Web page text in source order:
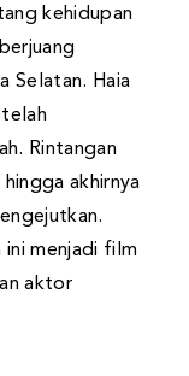
kehidupan
Selatan. Haia
Rintangan
akhirnya
menjadi film
aktor